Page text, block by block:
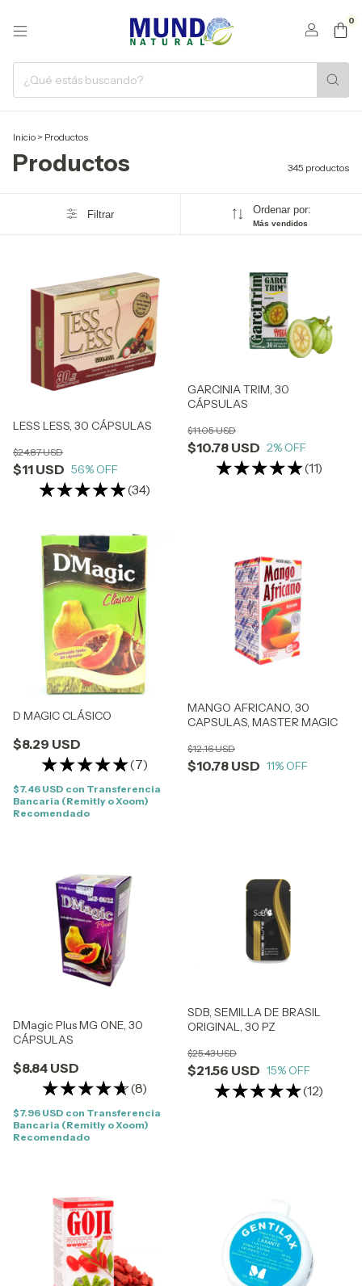
0
Inicio > Productos
Productos 345 productos
Filtrar Ordenar por:
Más vendidos
LESS LESS, 30 CÁPSULAS
$11 USD
$24.87 USD
56% OFF
(34)
GARCINIA TRIM, 30
CÁPSULAS
$10.78 USD
$11.05 USD
2% OFF
(11)
D MAGIC CLÁSICO
$8.29 USD
(7)
$7.46 USD con Transferencia
Bancaria (Remitly o Xoom)
Recomendado
MANGO AFRICANO, 30
CAPSULAS, MASTER MAGIC
$10.78 USD
$12.16 USD
11% OFF
DMagic Plus MG ONE, 30
CÁPSULAS
$8.84 USD
(8)
$7.96 USD con Transferencia
Bancaria (Remitly o Xoom)
Recomendado
SDB, SEMILLA DE BRASIL
ORIGINAL, 30 PZ
$21.56 USD
$25.43 USD
15% OFF
(12)